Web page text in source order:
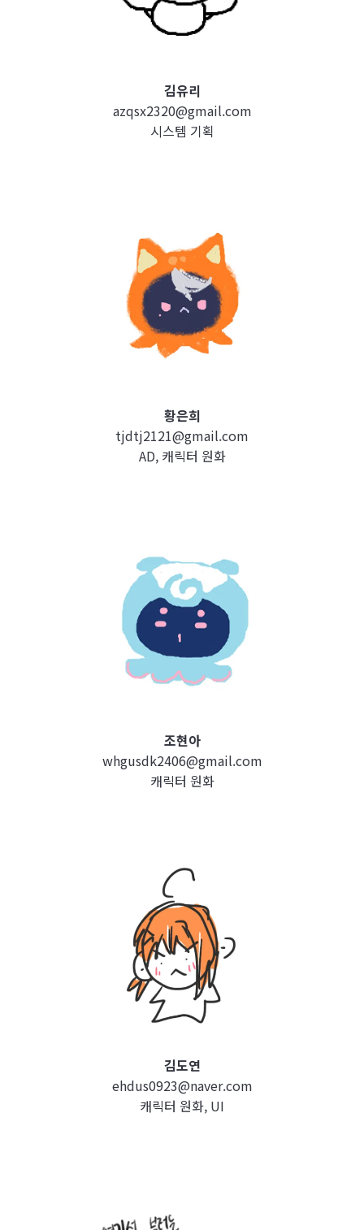
김유리
azqsx2320@gmail.com
시스템 기획
황은희
tjdtj2121@gmail.com
AD, 캐릭터 원화
조현아
whgusdk2406@gmail.com
캐릭터 원화
김도연
ehdus0923@naver.com
캐릭터 원화, UI